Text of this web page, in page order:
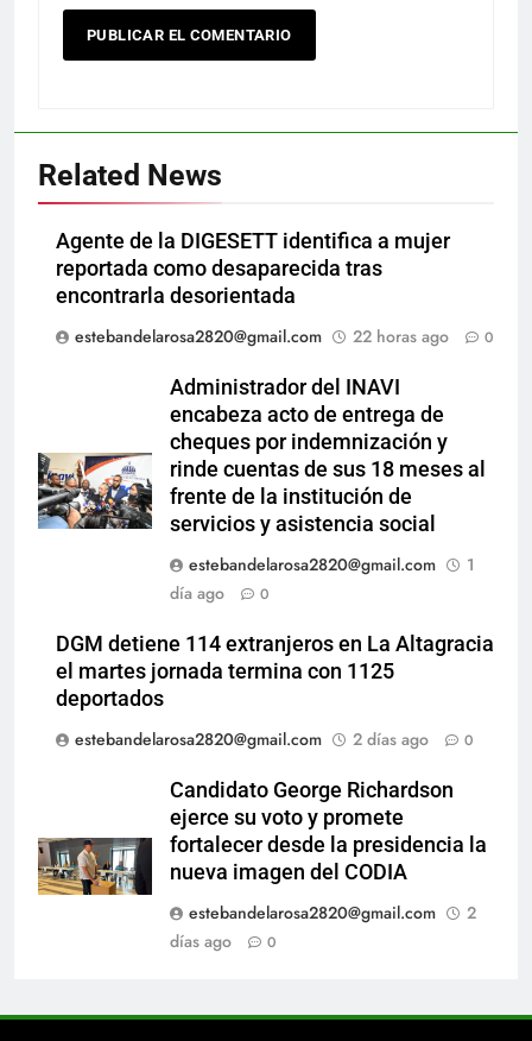
Related News
Agente de la DIGESETT identifica a mujer
reportada como desaparecida tras
encontrarla desorientada
estebandelarosa2820@gmail.com
22 horas ago 0
Administrador del INAVI
encabeza acto de entrega de
cheques por indemnización y
rinde cuentas de sus 18 meses al
frente de la institución de
servicios y asistencia social
estebandelarosa2820@gmail.com
1
día ago
0
DGM detiene 114 extranjeros en La Altagracia
el martes jornada termina con 1125
deportados
estebandelarosa2820@gmail.com
2 días ago 0
Candidato George Richardson
ejerce su voto y promete
fortalecer desde la presidencia la
nueva imagen del CODIA
estebandelarosa2820@gmail.com
2
días ago
0